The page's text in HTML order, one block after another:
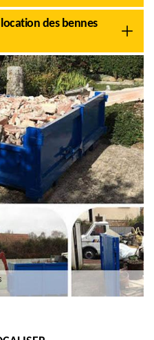
des bennes